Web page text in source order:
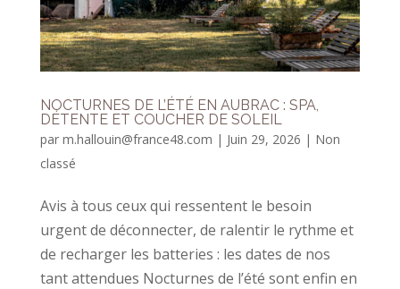
NOCTURNES DE L’ÉTÉ EN AUBRAC : SPA,
DÉTENTE ET COUCHER DE SOLEIL
par m.hallouin@france48.com | Juin 29, 2026 | Non
classé
Avis à tous ceux qui ressentent le besoin
urgent de déconnecter, de ralentir le rythme et
de recharger les batteries : les dates de nos
tant attendues Nocturnes de l’été sont enfin en